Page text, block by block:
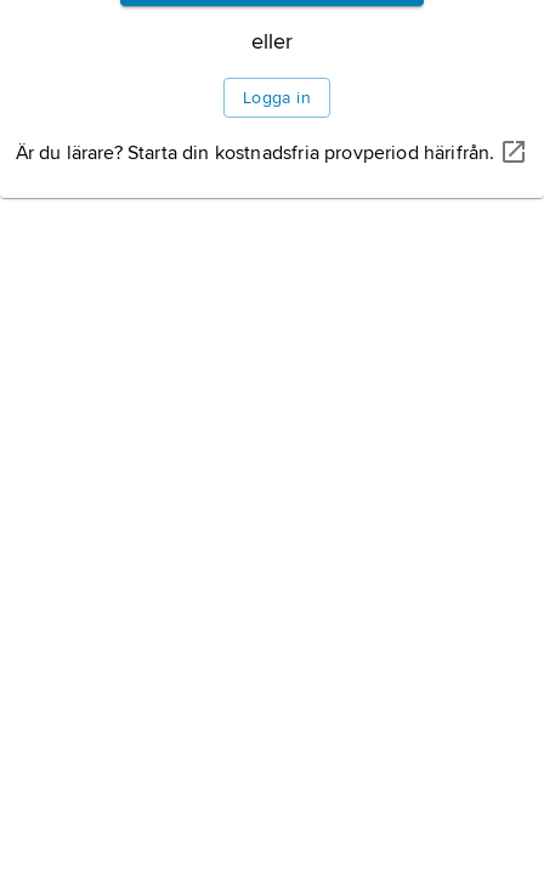
eller
Logga in
Är du lärare? Starta din kostnadsfria provperiod härifrån.